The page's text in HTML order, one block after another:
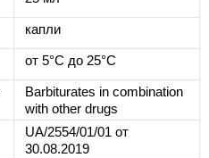
капли
от 5°C до 25°C
Barbiturates in combination
with other drugs
UA/2554/01/01 от
30.08.2019